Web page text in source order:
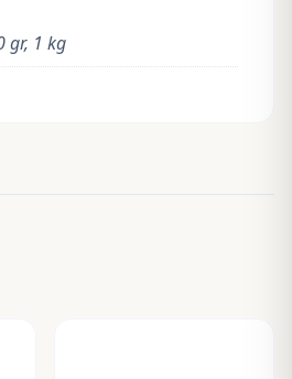
gr, 1 kg